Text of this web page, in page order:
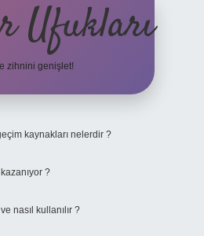
Ufukları
zihnini genişlet!
kaynakları nelerdir ?
?
nasıl kullanılır ?